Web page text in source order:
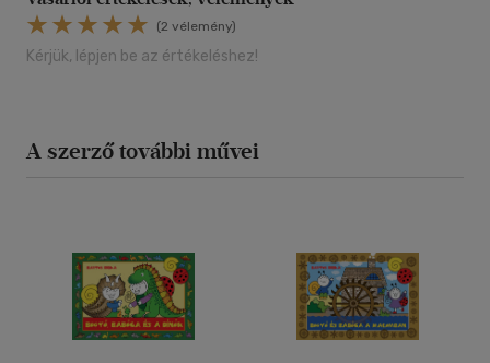
(2 vélemény)
Kérjük, lépjen be az értékeléshez!
A szerző további művei